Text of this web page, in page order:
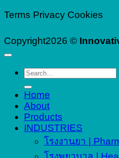
Terms Privacy Cookies
Copyright2026 ©
Search
Home
About
Products
INDUSTRIES
โรงงานยา |